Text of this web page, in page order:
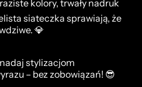
kolory, trwały nadruk
siateczka sprawiają, że
💎
stylizacjom
– bez zobowiązań! 😎